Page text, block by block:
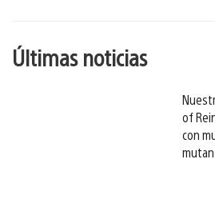
Últimas noticias
of
con